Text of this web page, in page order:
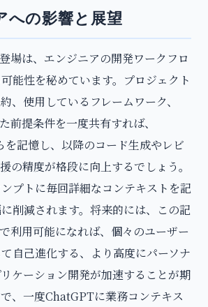
への影響と展望
場は、エンジニアの開発ワークフロ
能性を秘めています。プロジェクト
、使用しているフレームワーク、
前提条件を一度共有すれば、
記憶し、以降のコード生成やレビ
の精度が格段に向上するでしょう。
プトに毎回詳細なコンテキストを記
削減されます。将来的には、この記
利用可能になれば、個々のユーザー
自己進化する、より高度にパーソナ
ケーション開発が加速することが期
、一度ChatGPTに業務コンテキス